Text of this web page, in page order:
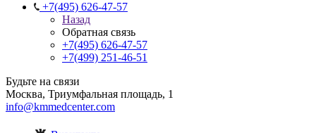
+7(495) 626-47-57
Назад
Обратная связь
+7(495) 626-47-57
+7(499) 251-46-51
Будьте на связи
Москва, Триумфальная площадь, 1
info@kmmedcenter.com